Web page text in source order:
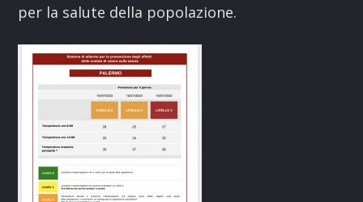
per la salute della popolazione.